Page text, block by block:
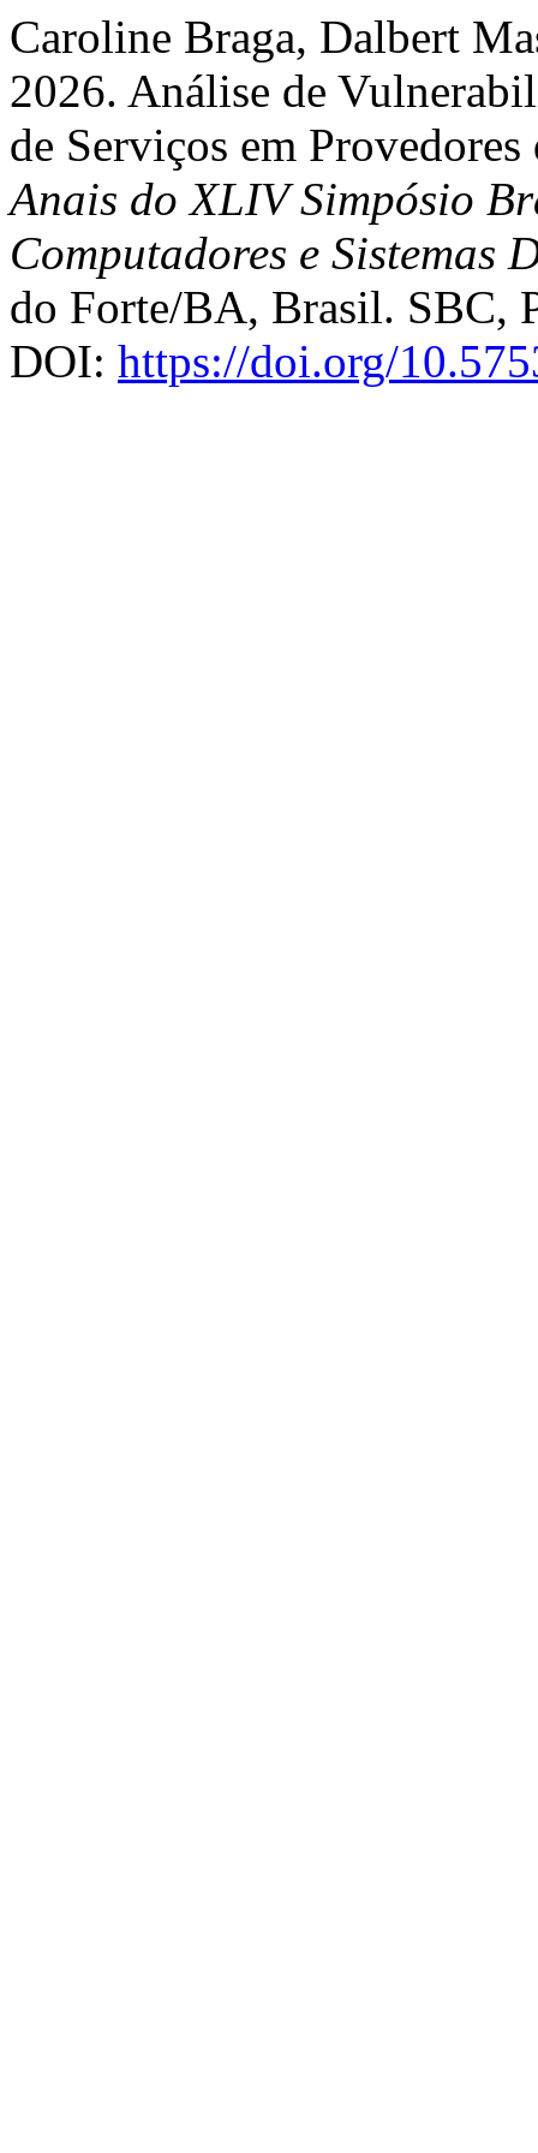
Caroline Braga, Dalbert
2026. Análise de
de Serviços em
Anais do XLIV Simpósio
Computadores e Sistemas
do Forte/BA, Brasil. SBC,
DOI: https://doi.org/